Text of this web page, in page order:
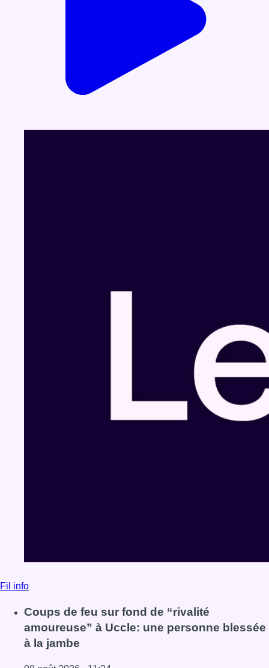
Fil info
Coups de feu sur fond de “rivalité
amoureuse” à Uccle: une personne blessée
à la jambe